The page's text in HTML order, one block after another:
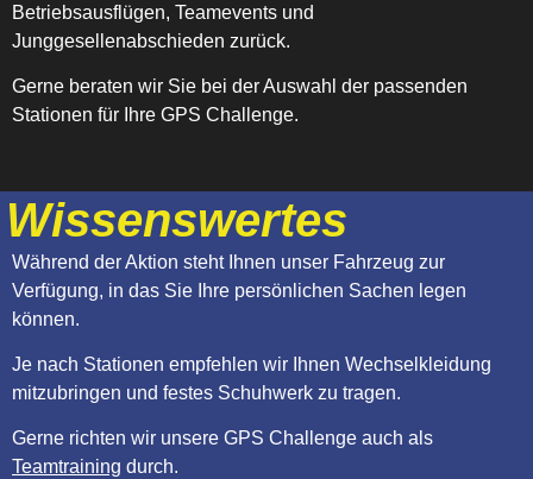
Betriebsausflügen, Teamevents und
Junggesellenabschieden zurück.
Gerne beraten wir Sie bei der Auswahl der passenden
Stationen für Ihre GPS Challenge.
Wissenswertes
Während der Aktion steht Ihnen unser Fahrzeug zur
Verfügung, in das Sie Ihre persönlichen Sachen legen
können.
Je nach Stationen empfehlen wir Ihnen Wechselkleidung
mitzubringen und festes Schuhwerk zu tragen.
Gerne richten wir unsere GPS Challenge auch als
Teamtraining durch.